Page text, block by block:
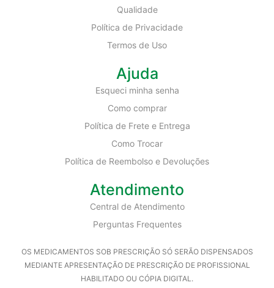
Qualidade
Política de Privacidade
Termos de Uso
Ajuda
Esqueci minha senha
Como comprar
Política de Frete e Entrega
Como Trocar
Política de Reembolso e Devoluções
Atendimento
Central de Atendimento
Perguntas Frequentes
OS MEDICAMENTOS SOB PRESCRIÇÃO SÓ SERÃO DISPENSADOS
MEDIANTE APRESENTAÇÃO DE PRESCRIÇÃO DE PROFISSIONAL
HABILITADO OU CÓPIA DIGITAL.